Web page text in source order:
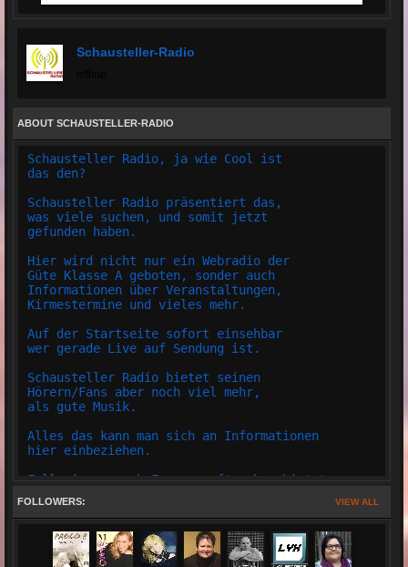
Schausteller-Radio
ABOUT SCHAUSTELLER-RADIO
Schausteller Radio, ja wie Cool ist
das den?
Schausteller Radio präsentiert das,
was viele suchen, und somit jetzt
gefunden haben.
Hier wird nicht nur ein Webradio der
Güte Klasse A geboten, sonder auch
Informationen über Veranstaltungen,
Kirmestermine und vieles mehr.
Auf der Startseite sofort einsehbar
wer gerade Live auf Sendung ist.
Schausteller Radio bietet seinen
Hörern/Fans aber noch viel mehr,
als gute Musik.
Alles das kann man sich an Informationen
hier einbeziehen.
Falls immer noch Fragen auftauchen bietet
Schausteller Radio einen LIVE Support an.
Schausteller Radio hat auch einen eigenen
Teamspeak, wo jeder auch m,it dem Team
oder Gästen Plaudern kann.
VIEW ALL
FOLLOWERS: